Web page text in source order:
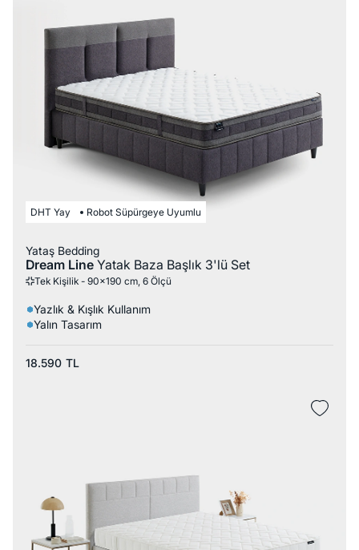
DHT Yay Robot Süpürgeye Uyumlu
Yataş Bedding
Dream Line Yatak Baza Başlık 3'lü Set
Tek Kişilik - 90x190 cm, 6 Ölçü
Yazlık & Kışlık Kullanım
Yalın Tasarım
18.590 TL